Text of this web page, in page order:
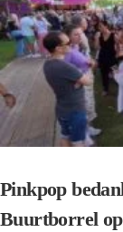
Pinkpop
Buurtborrel